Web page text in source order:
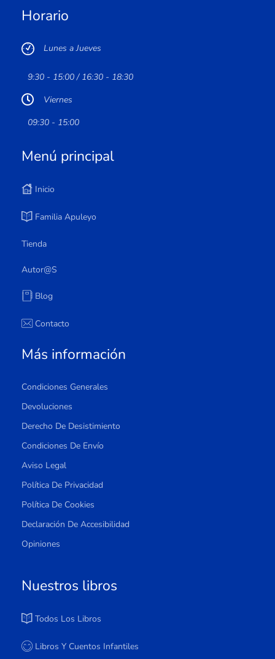
Horario
Lunes a Jueves
9:30 - 15:00 / 16:30 - 18:30
Viernes
09:30 - 15:00
Menú principal
Inicio
Familia Apuleyo
Tienda
Autor@s
Blog
Contacto
Más información
Condiciones Generales
Devoluciones
Derecho De Desistimiento
Condiciones De Envío
Aviso Legal
Política De Privacidad
Política De Cookies
Declaración De Accesibilidad
Opiniones
Nuestros libros
Todos Los Libros
Libros Y Cuentos Infantiles